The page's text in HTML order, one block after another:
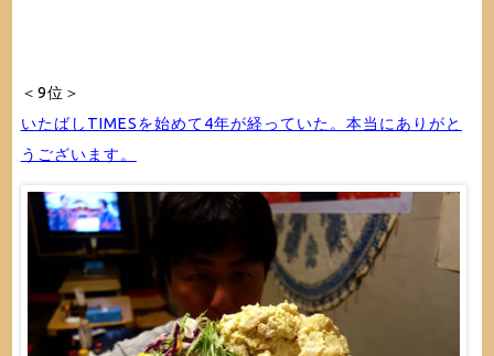
＜9位＞
いたばしTIMESを始めて4年が経っていた。本当にありがと
うございます。